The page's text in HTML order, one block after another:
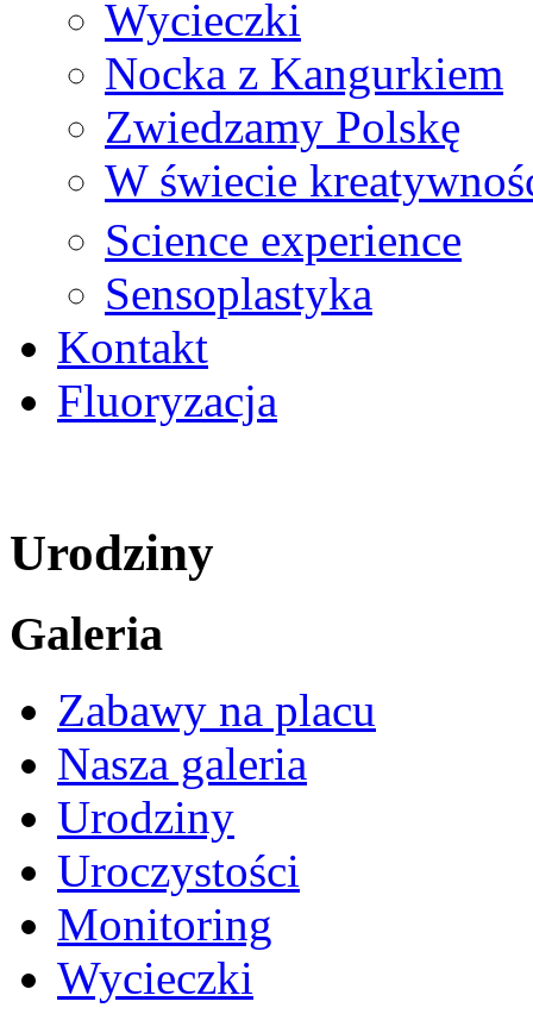
Wycieczki
Nocka z Kangurkiem
Zwiedzamy Polskę
W świecie
Science experience
Sensoplastyka
Kontakt
Fluoryzacja
Urodziny
Galeria
Zabawy na placu
Nasza galeria
Urodziny
Uroczystości
Monitoring
Wycieczki